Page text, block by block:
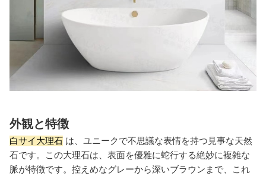
外観と特徴
白サイ大理石 は、ユニークで不思議な表情を持つ見事な天然
石です。この大理石は、表面を優雅に蛇行する絶妙に複雑な
脈が特徴です。控えめなグレーから深いブラウンまで、これ